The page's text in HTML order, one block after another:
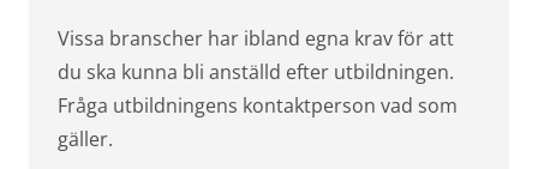
Vissa branscher har ibland egna krav för att
du ska kunna bli anställd efter utbildningen.
Fråga utbildningens kontaktperson vad som
gäller.